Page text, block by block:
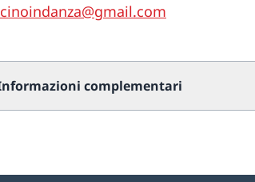
complementari